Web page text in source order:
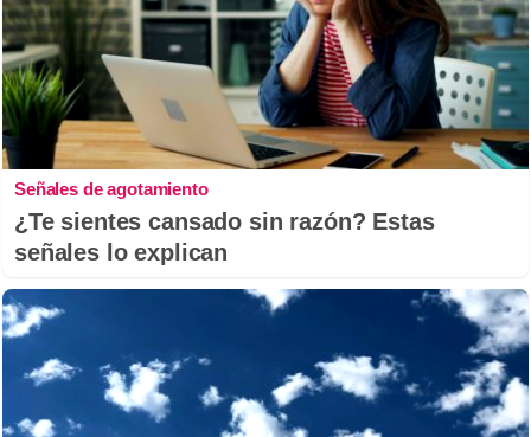
Señales de agotamiento
¿Te sientes cansado sin razón? Estas
señales lo explican